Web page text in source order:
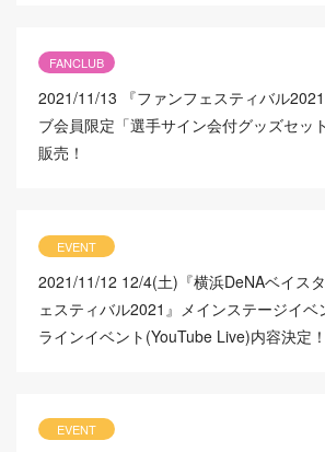
FANCLUB
2021/11/13
『ファンフェスティバル
ブ会員限定「選手サイン会付グッズセッ
販売！
EVENT
2021/11/12 12/4(土)『横浜DeNAベイス
ェスティバル2021』メインステージイベ
ラインイベント(YouTube Live)内容決定！
EVENT